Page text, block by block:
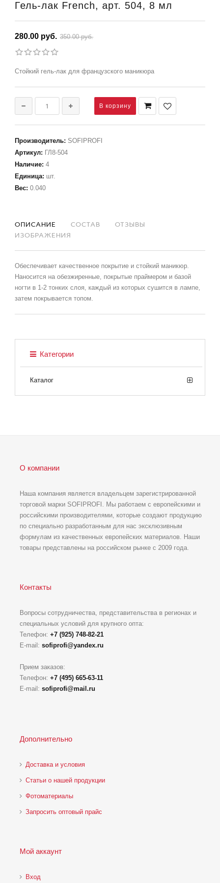
Гель-лак French, арт. 504, 8 мл
280.00 руб. 350.00 руб.
Стойкий гель-лак для французского маникюра
Производитель: SOFIPROFI
Артикул: ГЛ8-504
Наличие: 4
Единица: шт.
Вес: 0.040
ОПИСАНИЕ СОСТАВ
ОТЗЫВЫ
ИЗОБРАЖЕНИЯ
Обеспечивает качественное покрытие и стойкий маникюр.
Наносится на обезжиренные, покрытые праймером и базой
ногти в 1-2 тонких слоя, каждый из которых сушится в лампе,
затем покрывается топом.
Категории
Каталог
О компании
Наша компания является владельцем зарегистрированной
торговой марки SOFIPROFI. Мы работаем с европейскими и
российскими производителями, которые создают продукцию
по специально разработанным для нас эксклюзивным
формулам из качественных европейских материалов. Наши
товары представлены на российском рынке с 2009 года.
Контакты
Вопросы сотрудничества, представительства в регионах и
специальных условий для крупного опта:
Телефон: +7 (925) 748-82-21
E-mail: sofiprofi@yandex.ru
Прием заказов:
Телефон: +7 (495) 665-63-11
E-mail: sofiprofi@mail.ru
Дополнительно
Доставка и условия
Статьи о нашей продукции
Фотоматериалы
Запросить оптовый прайс
Мой аккаунт
Вход